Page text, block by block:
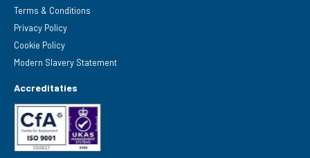
Terms & Conditions
Privacy Policy
Cookie Policy
Modern Slavery Statement
Accreditaties